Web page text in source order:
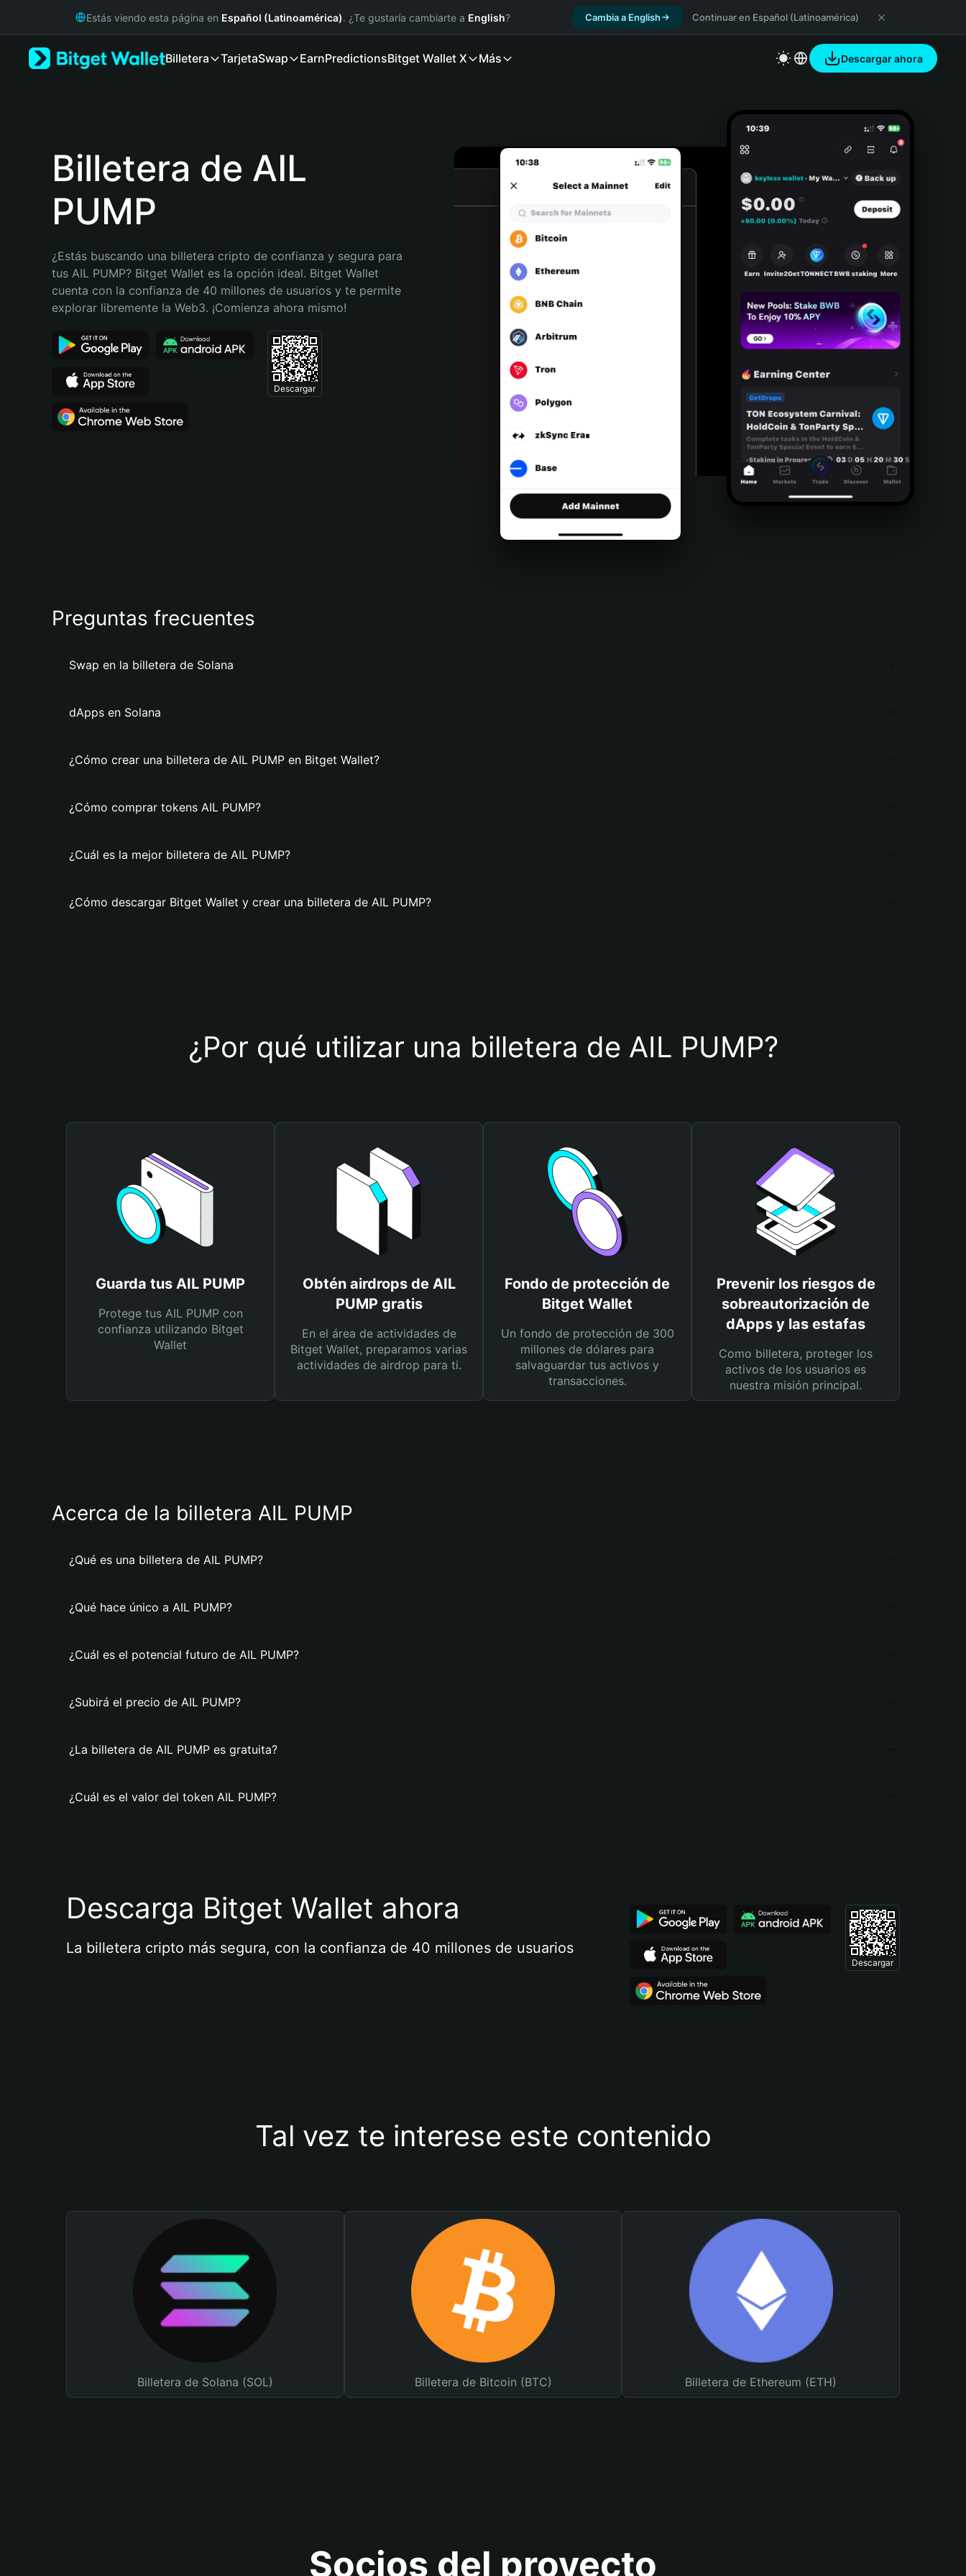
Русский
Português (Portugal)
Bahasa Indonesia
Português (Brasil)
Español (Argentina)
Estás viendo esta página en Español (Latinoamérica). ¿Te gustaría cambiarte a English? Cambia a English Continuar en Español (Latinoamérica)
Billetera TarjetaSwap EarnPredictionsBitget Wallet X Más Descargar ahora
Billetera de AIL
PUMP
¿Estás buscando una billetera cripto de confianza y segura para
tus AIL PUMP? Bitget Wallet es la opción ideal. Bitget Wallet
cuenta con la confianza de 40 millones de usuarios y te permite
explorar libremente la Web3. ¡Comienza ahora mismo!
Descargar
Preguntas frecuentes
Swap en la billetera de Solana
dApps en Solana
¿Cómo crear una billetera de AIL PUMP en Bitget Wallet?
¿Cómo comprar tokens AIL PUMP?
¿Cuál es la mejor billetera de AIL PUMP?
¿Cómo descargar Bitget Wallet y crear una billetera de AIL PUMP?
¿Por qué utilizar una billetera de AIL PUMP?
Guarda tus AIL PUMP
Protege tus AIL PUMP con
confianza utilizando Bitget
Wallet
Obtén airdrops de AIL
PUMP gratis
En el área de actividades de
Bitget Wallet, preparamos varias
actividades de airdrop para ti.
Fondo de protección de
Bitget Wallet
Un fondo de protección de 300
millones de dólares para
salvaguardar tus activos y
transacciones.
Prevenir los riesgos de
sobreautorización de
dApps y las estafas
Como billetera, proteger los
activos de los usuarios es
nuestra misión principal.
Acerca de la billetera AIL PUMP
¿Qué es una billetera de AIL PUMP?
¿Qué hace único a AIL PUMP?
¿Cuál es el potencial futuro de AIL PUMP?
¿Subirá el precio de AIL PUMP?
¿La billetera de AIL PUMP es gratuita?
¿Cuál es el valor del token AIL PUMP?
Descarga Bitget Wallet ahora
La billetera cripto más segura, con la confianza de 40 millones de usuarios
Descargar
Tal vez te interese este contenido
Billetera de Solana (SOL) Billetera de Bitcoin (BTC) Billetera de Ethereum (ETH)
Socios del proyecto